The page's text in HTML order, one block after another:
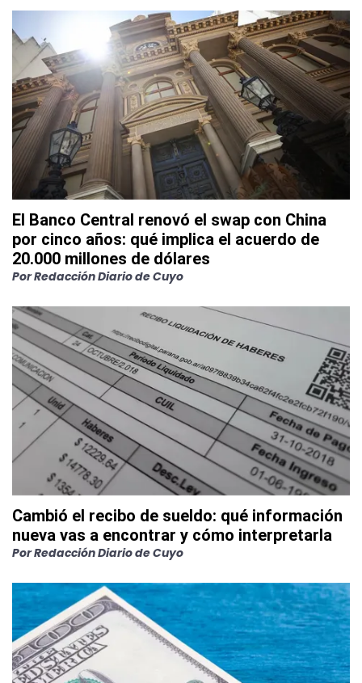
El Banco Central renovó el swap con China
por cinco años: qué implica el acuerdo de
20.000 millones de dólares
PorRedacción Diario de Cuyo
Cambió el recibo de sueldo: qué información
nueva vas a encontrar y cómo interpretarla
PorRedacción Diario de Cuyo